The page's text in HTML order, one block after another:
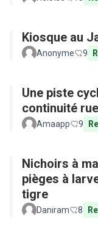
Kiosque au
Anonyme 9
Une piste
continuité
Amaapp 9
Nichoirs à
pièges à
tigre
Daniram 8